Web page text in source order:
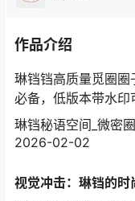
作品介绍
琳铛铛高质量觅圈
必备，低版本带水印
琳铛秘语空间_微密
2026-02-02
视觉冲击：琳铛的时